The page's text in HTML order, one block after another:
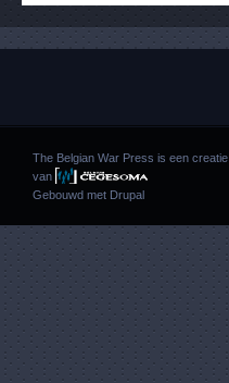
The Belgian War Press is een creatie
van
Gebouwd met Drupal